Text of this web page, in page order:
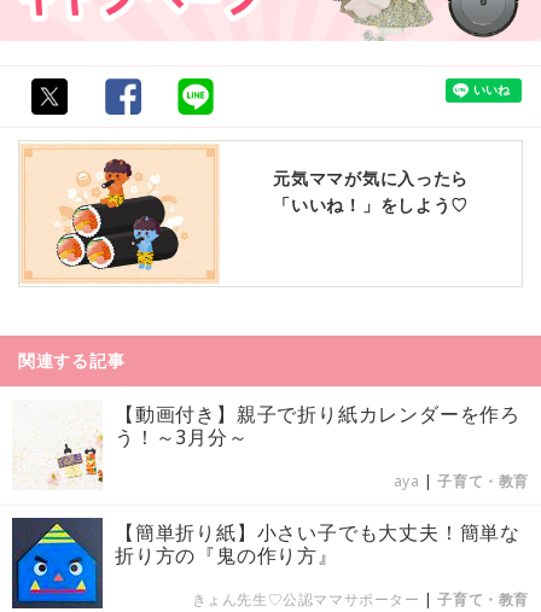
元気ママが気に入ったら
「いいね！」をしよう♡
関連する記事
【動画付き】親子で折り紙カレンダーを作ろ
う！～3月分～
aya |子育て・教育
【簡単折り紙】小さい子でも大丈夫！簡単な
折り方の『鬼の作り方』
きょん先生♡公認ママサポーター |子育て・教育